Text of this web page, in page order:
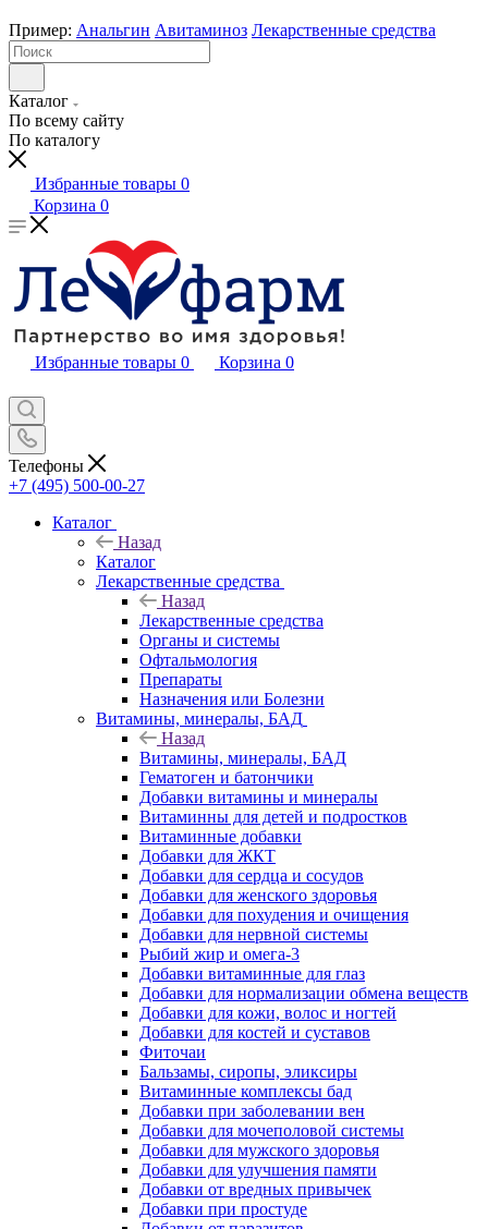
Пример: Анальгин Авитаминоз Лекарственные средства
Каталог
По всему сайту
По каталогу
Избранные товары 0
Корзина 0
Избранные товары 0 Корзина 0
Телефоны
+7 (495) 500-00-27
Каталог
Назад
Каталог
Лекарственные средства
Назад
Лекарственные средства
Органы и системы
Офтальмология
Препараты
Назначения или Болезни
Витамины, минералы, БАД
Назад
Витамины, минералы, БАД
Гематоген и батончики
Добавки витамины и минералы
Витаминны для детей и подростков
Витаминные добавки
Добавки для ЖКТ
Добавки для сердца и сосудов
Добавки для женского здоровья
Добавки для похудения и очищения
Добавки для нервной системы
Рыбий жир и омега-3
Добавки витаминные для глаз
Добавки для нормализации обмена веществ
Добавки для кожи, волос и ногтей
Добавки для костей и суставов
Фиточаи
Бальзамы, сиропы, эликсиры
Витаминные комплексы бад
Добавки при заболевании вен
Добавки для мочеполовой системы
Добавки для мужского здоровья
Добавки для улучшения памяти
Добавки от вредных привычек
Добавки при простуде